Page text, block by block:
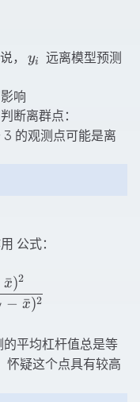
， y_i
yi
远离模型预测
响
判断离群点：
的观测点可能是离
公式：
′ − x
ˉ)2
x
ˉ)2
的平均杠杆值总是等
怀疑这个点具有较高